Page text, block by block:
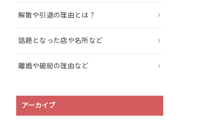
解散や引退の理由とは？
話題となった店や名所など
離婚や破局の理由など
アーカイブ